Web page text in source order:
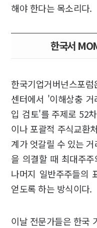
해야 한다는 목소리다.
한국서
한국기업거버넌스포
센터에서 '이해상충
입 검토'를 주제로 52
이나 포괄적 주식교환
계가 엇갈릴 수 있는
을 의결할 때 최대주
나머지 일반주주들의
얻도록 하는 방식이다.
이날 전문가들은 한국